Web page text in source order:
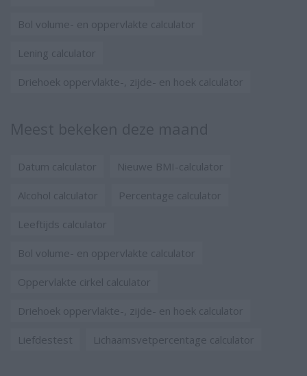
Bol volume- en oppervlakte calculator
Lening calculator
Driehoek oppervlakte-, zijde- en hoek calculator
Datum calculator Nieuwe BMI-calculator
Alcohol calculator Percentage calculator
Leeftijds calculator
Bol volume- en oppervlakte calculator
Oppervlakte cirkel calculator
Driehoek oppervlakte-, zijde- en hoek calculator
Liefdestest Lichaamsvetpercentage calculator